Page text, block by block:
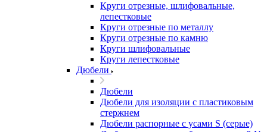
Круги отрезные, шлифовальные,
лепестковые
Круги отрезные по металлу
Круги отрезные по камню
Круги шлифовальные
Круги лепестковые
Дюбели
Дюбели
Дюбели для изоляции с пластиковым
стержнем
Дюбели распорные с усами S (серые)